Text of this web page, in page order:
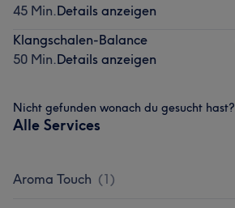
45 Min.Details anzeigen
Klangschalen-Balance
50 Min.Details anzeigen
Nicht gefunden wonach du gesucht hast?
Alle Services
Aroma Touch (1)